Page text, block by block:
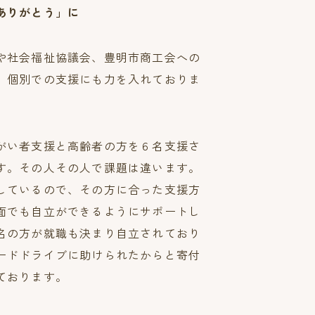
りがとう」に
社会福祉協議会、豊明市商工会への
別での支援にも力を入れておりま
い者支援と高齢者の方を６名支援さ
その人その人で課題は違います。
ているので、その方に合った支援方
も自立ができるようにサポートし
方が就職も決まり自立されており
ドドライブに助けられたからと寄付
ります。